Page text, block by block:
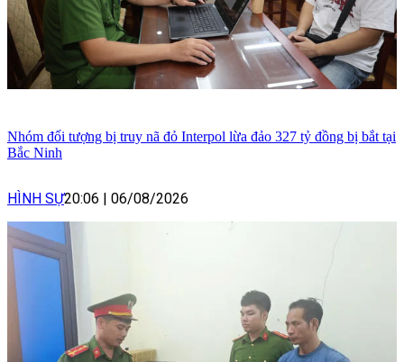
Nhóm đối tượng bị truy nã đỏ Interpol lừa đảo 327 tỷ đồng bị bắt tại
Bắc Ninh
HÌNH SỰ20:06 06/08/2026